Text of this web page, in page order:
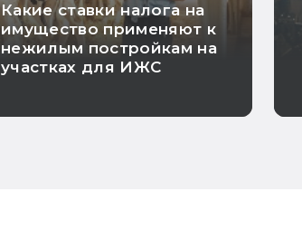
Какие ставки налога на
имущество применяют к
нежилым постройкам на
участках для ИЖС